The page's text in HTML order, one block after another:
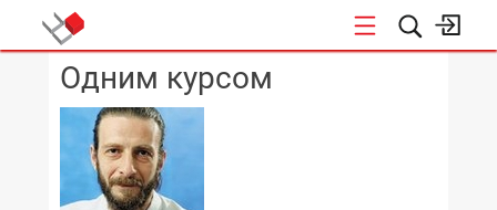
КОНФЕРЕНЦИИ
Одним курсом